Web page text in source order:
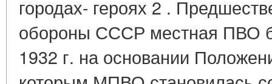
городах- героях 2 .
обороны СССР местная ПВО
1932 г. на основании